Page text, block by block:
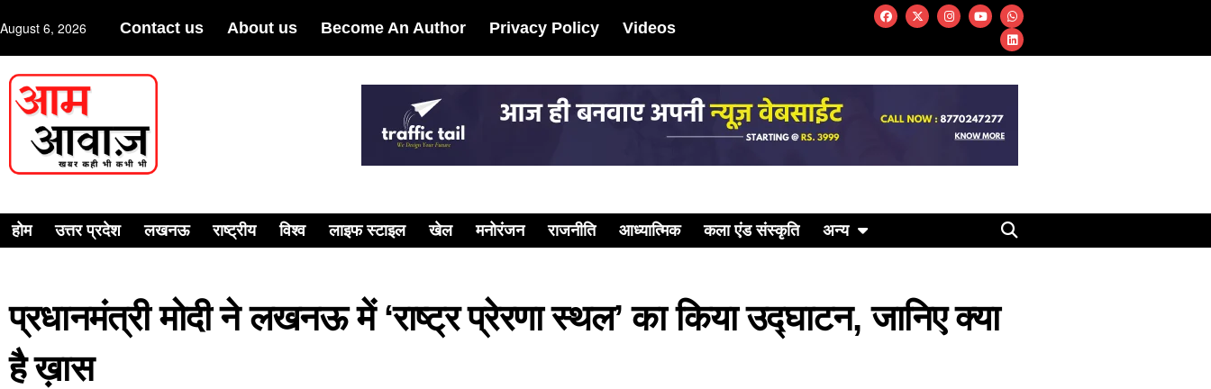
August 6, 2026 Contact us About us Become An Author Privacy Policy Videos
होम उत्तर प्रदेश लखनऊ राष्ट्रीय विश्व लाइफ स्टाइल खेल मनोरंजन राजनीति आध्यात्मिक कला एंड संस्कृति अन्य
प्रधानमंत्री मोदी ने लखनऊ में ‘राष्ट्र प्रेरणा स्थल’ का किया उद्घाटन, जानिए क्या
है ख़ास